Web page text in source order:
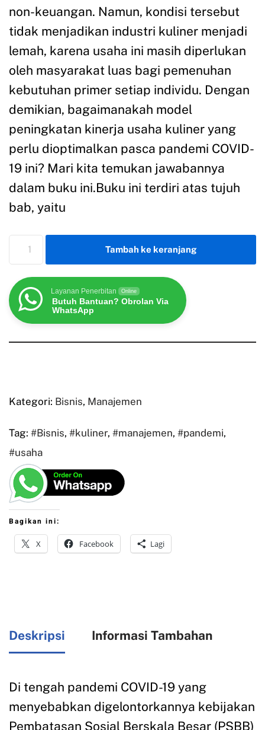
non-keuangan. Namun, kondisi tersebut
tidak menjadikan industri kuliner menjadi
lemah, karena usaha ini masih diperlukan
oleh masyarakat luas bagi pemenuhan
kebutuhan primer setiap individu. Dengan
demikian, bagaimanakah model
peningkatan kinerja usaha kuliner yang
perlu dioptimalkan pasca pandemi COVID-
19 ini? Mari kita temukan jawabannya
dalam buku ini.Buku ini terdiri atas tujuh
bab, yaitu
Tambah ke keranjang
Layanan Penerbitan Online
Butuh Bantuan? Obrolan Via
WhatsApp
Kategori: Bisnis, Manajemen
Tag: #Bisnis, #kuliner, #manajemen, #pandemi,
#usaha
Bagikan ini:
X Facebook Lagi
Deskripsi Informasi Tambahan
Di tengah pandemi COVID-19 yang
menyebabkan digelontorkannya kebijakan
Pembatasan Sosial Berskala Besar (PSBB)